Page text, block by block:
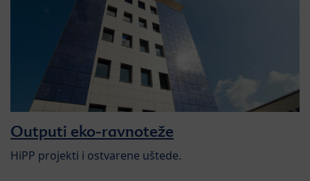
Outputi eko-ravnoteže
HiPP projekti i ostvarene uštede.